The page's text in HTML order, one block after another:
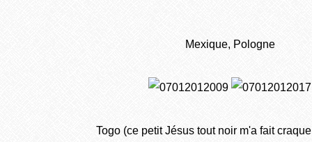
Mexique, Pologne
Togo (ce petit Jésus tout noir m'a fait